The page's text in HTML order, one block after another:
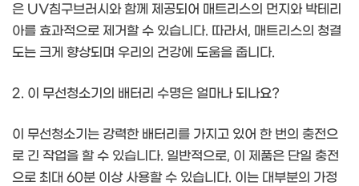
은 UV침구브러시와 함께 제공되어 매트리스의 먼지와 박테리
아를 효과적으로 제거할 수 있습니다. 따라서, 매트리스의 청결
도는 크게 향상되며 우리의 건강에 도움을 줍니다.
2. 이 무선청소기의 배터리 수명은 얼마나 되나요?
이 무선청소기는 강력한 배터리를 가지고 있어 한 번의 충전으
로 긴 작업을 할 수 있습니다. 일반적으로, 이 제품은 단일 충전
으로 최대 60분 이상 사용할 수 있습니다. 이는 대부분의 가정